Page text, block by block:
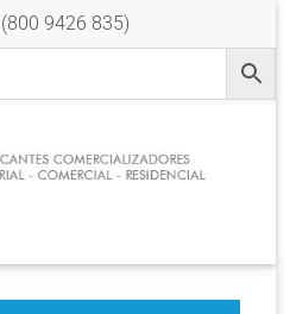
(800 9426 835)